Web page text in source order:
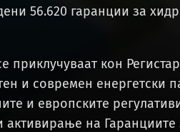
56.620 гаранции за
приклучуваат кон
и современ енергетски
и европските
на Гаранциите